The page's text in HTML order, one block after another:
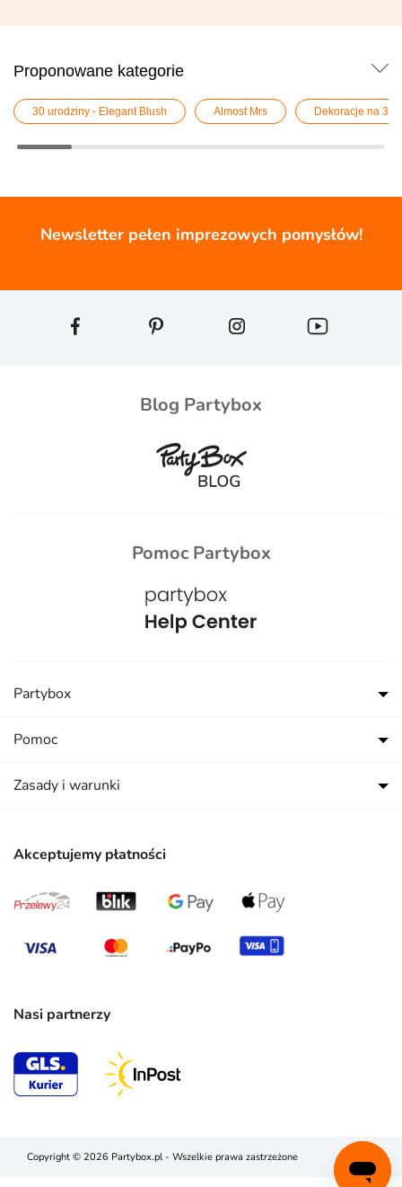
Proponowane kategorie
30 urodziny - Elegant Blush Almost Mrs Dekoracje na 30
Newsletter pełen imprezowych pomysłów!
Blog Partybox
Pomoc Partybox
Akceptujemy płatności
Nasi partnerzy
Partybox
Pomoc
Zasady i warunki
Copyright © 2026 Partybox.pl - Wszelkie prawa zastrzeżone